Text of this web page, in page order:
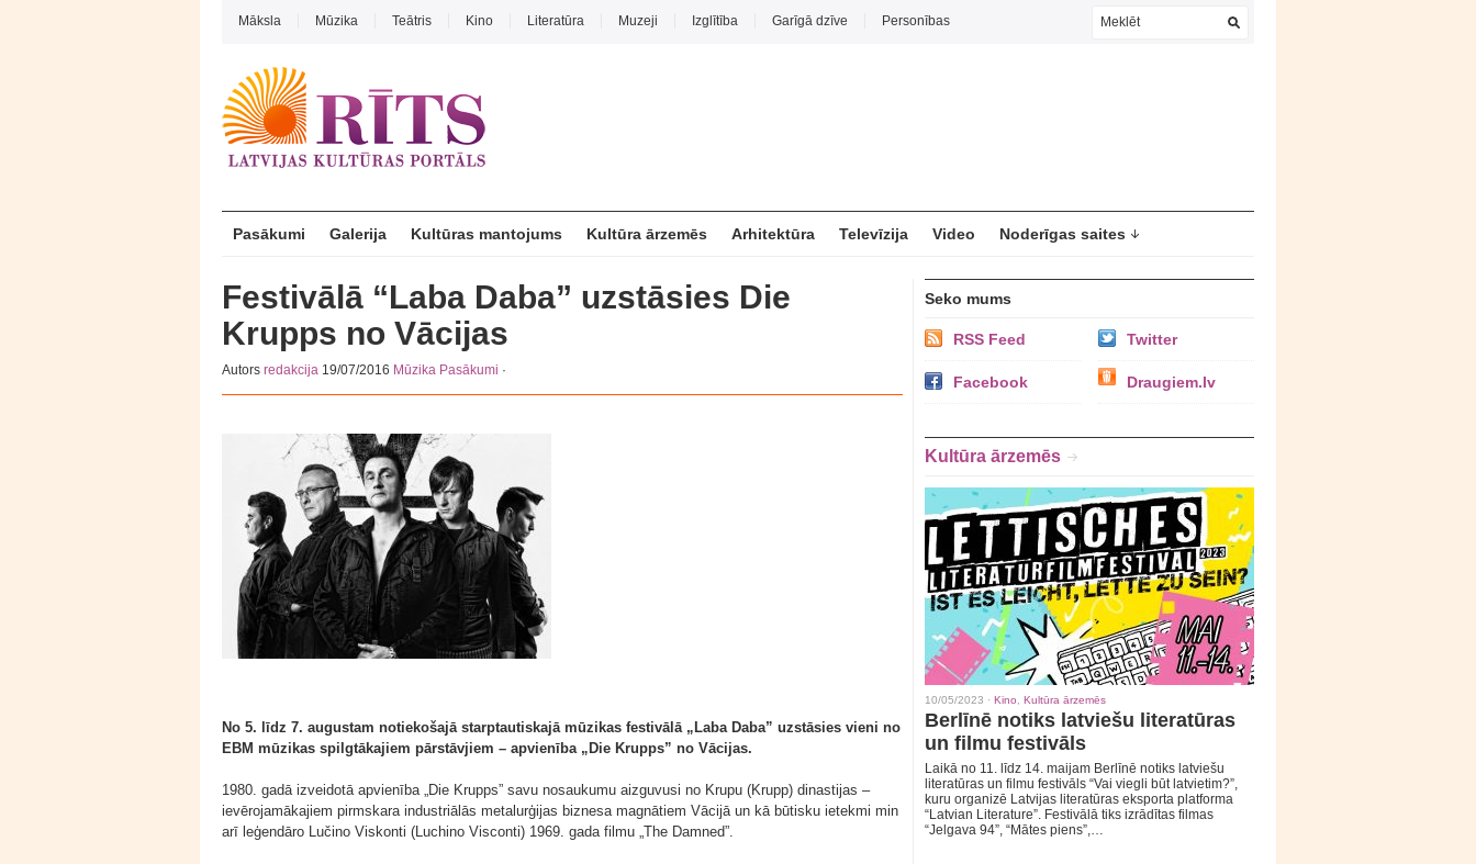
Māksla Mūzika Teātris Kino Literatūra Muzeji Izglītība Garīgā dzīve Personības
Pasākumi Galerija Kultūras mantojums Kultūra ārzemēs Arhitektūra Televīzija Video Noderīgas saites
Festivālā “Laba Daba” uzstāsies Die
Krupps no Vācijas
Autors redakcija 19/07/2016 Mūzika Pasākumi ·
No 5. līdz 7. augustam notiekošajā starptautiskajā mūzikas festivālā „Laba Daba” uzstāsies vieni no
EBM mūzikas spilgtākajiem pārstāvjiem – apvienība „Die Krupps” no Vācijas.
1980. gadā izveidotā apvienība „Die Krupps” savu nosaukumu aizguvusi no Krupu (Krupp) dinastijas –
ievērojamākajiem pirmskara industriālās metalurģijas biznesa magnātiem Vācijā un kā būtisku ietekmi min
arī leģendāro Lučino Viskonti (Luchino Visconti) 1969. gada filmu „The Damned”.
Seko mums
RSS Feed Twitter
Facebook Draugiem.lv
Kultūra ārzemēs
10/05/2023 · Kino Kultūra ārzemēs
Berlīnē notiks latviešu literatūras
un filmu festivāls
Laikā no 11. līdz 14. maijam Berlīnē notiks latviešu
literatūras un filmu festivāls “Vai viegli būt latvietim?”,
kuru organizē Latvijas literatūras eksporta platforma
“Latvian Literature”. Festivālā tiks izrādītas filmas
“Jelgava 94”, “Mātes piens”,…